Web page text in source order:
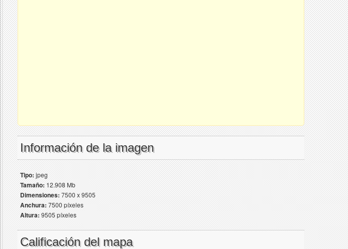
Información de la imagen
Tipo:jpeg
Tamaño:12.908 Mb
Dimensiones:7500 x 9505
Anchura:7500 píxeles
Altura:9505 píxeles
Calificación del mapa